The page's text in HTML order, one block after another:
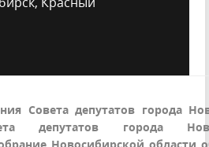
Совета депутатов города
депутатов города
Новосибирской области